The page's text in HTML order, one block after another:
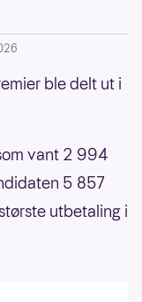
ble delt ut i
vant 2 994
5 857
utbetaling i